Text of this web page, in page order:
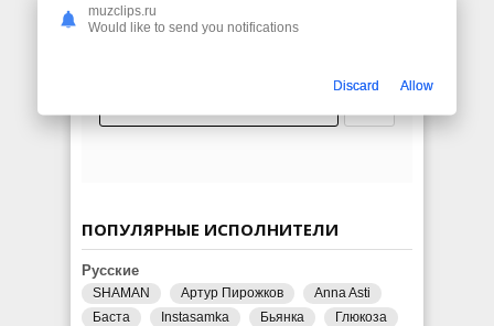
Ne-Yo & Asma Lmnawar — We Gonna Dance
ПОПУЛЯРНЫЕ ИСПОЛНИТЕЛИ
Русские
SHAMAN Артур Пирожков
Anna Asti
Баста
Instasamka Бьянка
Глюкоза
muzclips.ru
Would like to send you notifications
Discard Allow